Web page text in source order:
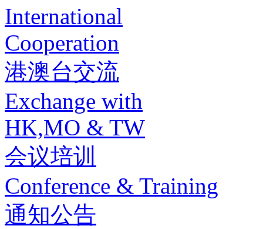
International
Cooperation
港澳台交流
Exchange with
HK,MO & TW
会议培训
Conference & Training
通知公告